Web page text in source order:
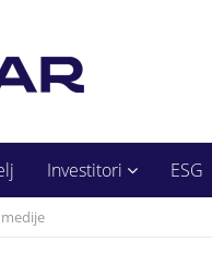
Investitori ESG